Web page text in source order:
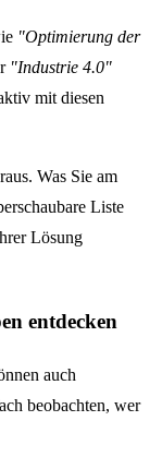
"Optimierung der
"Industrie 4.0"
mit diesen
Was Sie am
Liste
Lösung
entdecken
auch
beobachten, wer